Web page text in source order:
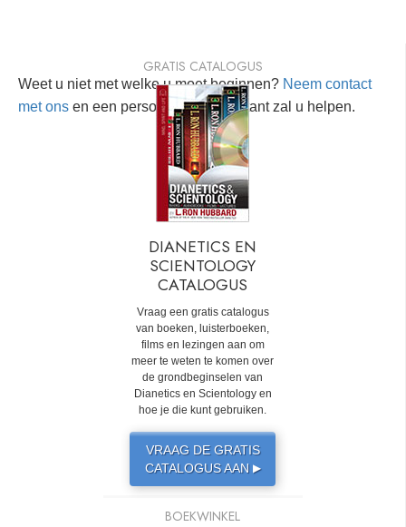
Weet u niet met welke u moet beginnen? Neem contact
met ons en een persoonlijke consultant zal u helpen.
GRATIS CATALOGUS
DIANETICS EN
SCIENTOLOGY
CATALOGUS
Vraag een gratis catalogus
van boeken, luisterboeken,
films en lezingen aan om
meer te weten te komen over
de grondbeginselen van
Dianetics en Scientology en
hoe je die kunt gebruiken.
VRAAG DE GRATIS
CATALOGUS AAN ▶
BOEKWINKEL